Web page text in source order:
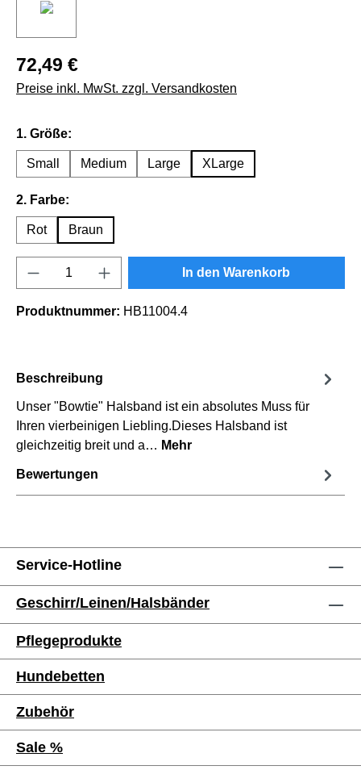
72,49 €
Preise inkl. MwSt. zzgl. Versandkosten
1. Größe:
Small Medium Large XLarge
2. Farbe:
Rot Braun
Produkt Anzahl: Gib den gewünschten
In den Warenkorb
Produktnummer: HB11004.4
Beschreibung
Unser "Bowtie" Halsband ist ein absolutes Muss für
Ihren vierbeinigen Liebling.Dieses Halsband ist
gleichzeitig breit und a… Mehr
Bewertungen
Service-Hotline
Geschirr/Leinen/Halsbänder
Pflegeprodukte
Hundebetten
Zubehör
Sale %